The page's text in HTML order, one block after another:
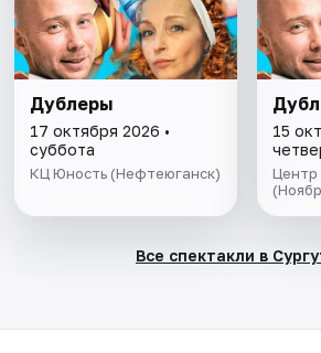
Дублеры
17 октября 2026 •
суббота
КЦ Юность (Нефтеюганск)
15
Центр
Все спектакли в